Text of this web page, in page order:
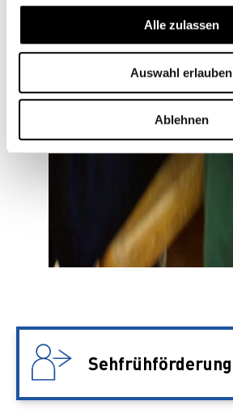
Alle zulassen
Auswahl erlauben
Ablehnen
Sehfrühförderung